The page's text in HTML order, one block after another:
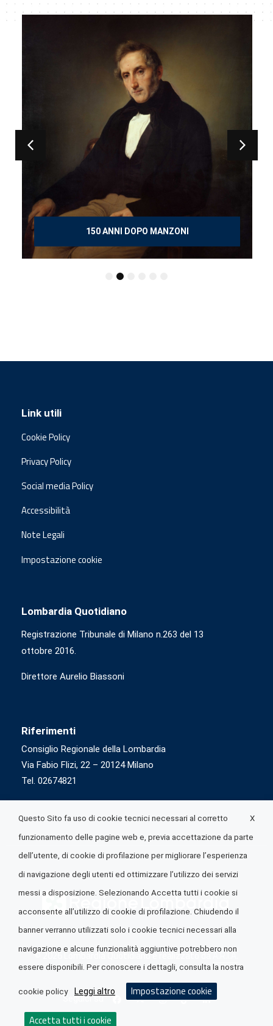
150 ANNI DOPO MANZONI
Link utili
Cookie Policy
Privacy Policy
Social media Policy
Accessibilità
Note Legali
Impostazione cookie
Lombardia Quotidiano
Registrazione Tribunale di Milano n.263 del 13
ottobre 2016.
Direttore Aurelio Biassoni
Riferimenti
Consiglio Regionale della Lombardia
Via Fabio Flizi, 22 – 20124 Milano
Tel. 02674821
© 2026 Lombardia Quotidiano è realizzato daA.R.I.A.
Seguici su
X
Questo Sito fa uso di cookie tecnici necessari al corretto
funzionamento delle pagine web e, previa accettazione da parte
dell’utente, di cookie di profilazione per migliorare l’esperienza
di navigazione degli utenti ed ottimizzare l’utilizzo dei servizi
messi a disposizione. Selezionando Accetta tutti i cookie si
acconsente all’utilizzo di cookie di profilazione. Chiudendo il
banner verranno utilizzati solo i cookie tecnici necessari alla
navigazione e alcune funzionalità aggiuntive potrebbero non
essere disponibili. Per conoscere i dettagli, consulta la nostra
cookie policy Leggi altro Impostazione cookie
Accetta tutti i cookie